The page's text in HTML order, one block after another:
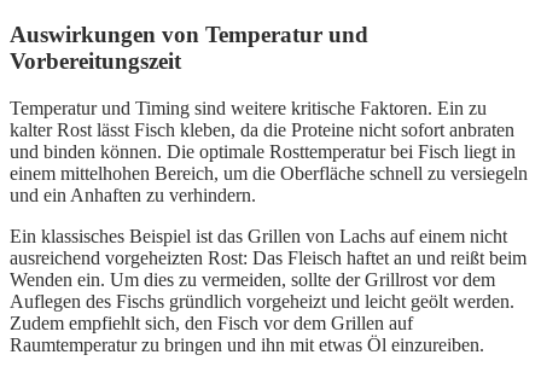
Auswirkungen von Temperatur und
Vorbereitungszeit
Temperatur und Timing sind weitere kritische Faktoren. Ein zu
kalter Rost lässt Fisch kleben, da die Proteine nicht sofort anbraten
und binden können. Die optimale Rosttemperatur bei Fisch liegt in
einem mittelhohen Bereich, um die Oberfläche schnell zu versiegeln
und ein Anhaften zu verhindern.
Ein klassisches Beispiel ist das Grillen von Lachs auf einem nicht
ausreichend vorgeheizten Rost: Das Fleisch haftet an und reißt beim
Wenden ein. Um dies zu vermeiden, sollte der Grillrost vor dem
Auflegen des Fischs gründlich vorgeheizt und leicht geölt werden.
Zudem empfiehlt sich, den Fisch vor dem Grillen auf
Raumtemperatur zu bringen und ihn mit etwas Öl einzureiben.